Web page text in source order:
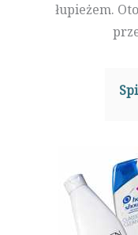
łupieżem.